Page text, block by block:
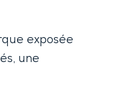
exposée
une